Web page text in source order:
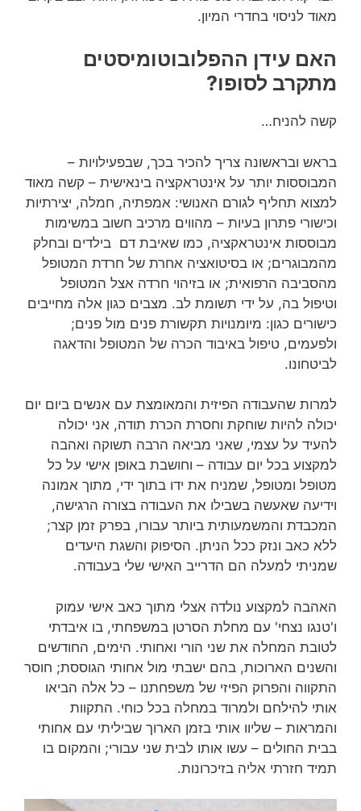
מאוד לניסוי בחדרי המיון.
האם עידן ההפלובוטומיסטים
מתקרב לסופו?
קשה להניח…
בראש ובראשונה צריך להכיר בכך, שבפעילויות –
המבוססות יותר על אינטראקציה בינאישית – קשה מאוד
למצוא תחליף לגורם האנושי: אמפתיה, חמלה, יצירתיות
וכישורי פתרון בעיות – מהווים מרכיב חשוב במשימות
מבוססות אינטראקציה, כמו שאיבת דם בילדים ובחלק
מהמבוגרים; או בסיטואציה אחרת של חרדת המטופל
מהסביבה הרפואית; או בזיהוי חרדה אצל המטופל
וטיפול בה, על ידי תשומת לב. מצבים כגון אלה מחייבים
כישורים כגון: מיומנויות תקשורת פנים מול פנים;
ולפעמים, טיפול באיבוד הכרה של המטופל והדאגה
לביטחונו.
למרות שהעבודה הפיזית והמאומצת עם אנשים ביום יום
יכולה להיות שוחקת וחסרת הכרת תודה, אני יכולה
להעיד על עצמי, שאני מביאה הרבה תשוקה ואהבה
למקצוע בכל יום עבודה – וחושבת באופן אישי על כל
מטופל ומטופל, שמניח את ידו בתוך ידי, מתוך אמונה
וידיעה שאעשה בשבילו את העבודה בצורה הרגישה,
המכבדת והמשמעותית ביותר עבורו, בפרק זמן קצר;
ללא כאב ונזק ככל הניתן. הסיפוק והשגת היעדים
שמניתי למעלה הם הדרייב האישי שלי בעבודה.
האהבה למקצוע נולדה אצלי מתוך כאב אישי עמוק
ו'טנגו נצחי' עם מחלת הסרטן במשפחתי, בו איבדתי
לטובת המחלה את שני הורי ואחותי. הימים, החודשים
והשנים הארוכות, בהם ישבתי מול אחותי הגוססת; חוסר
התקווה והפרוק הפיזי של משפחתנו – כל אלה הביאו
אותי להילחם ולמרוד במחלה בכל כוחי. התקוות
והמראות – שליוו אותי בזמן הארוך שביליתי עם אחותי
בבית החולים – עשו אותו לבית שני עבורי; והמקום בו
תמיד חזרתי אליה בזיכרונות.